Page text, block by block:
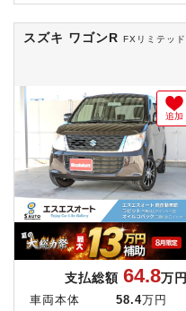
スズキ ワゴンR FXリミテッド
追加
支払総額 64.8万円
車両本体 58.4万円